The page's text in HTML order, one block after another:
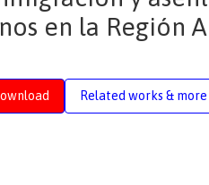
en la Región
Related works & more